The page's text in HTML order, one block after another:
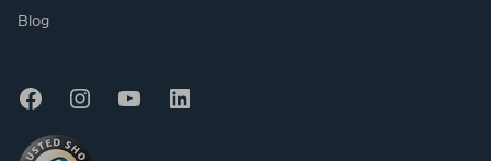
Blog